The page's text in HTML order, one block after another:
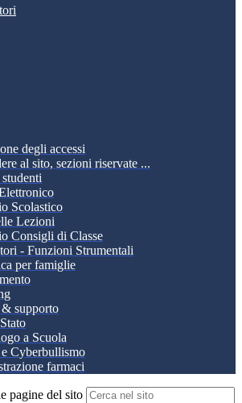
degli accessi
al sito, sezioni riservate ...
Scolastico
Lezioni
Consigli di Classe
- Funzioni Strumentali
per famiglie
supporto
a Scuola
Cyberbullismo
farmaci
pagine del sito